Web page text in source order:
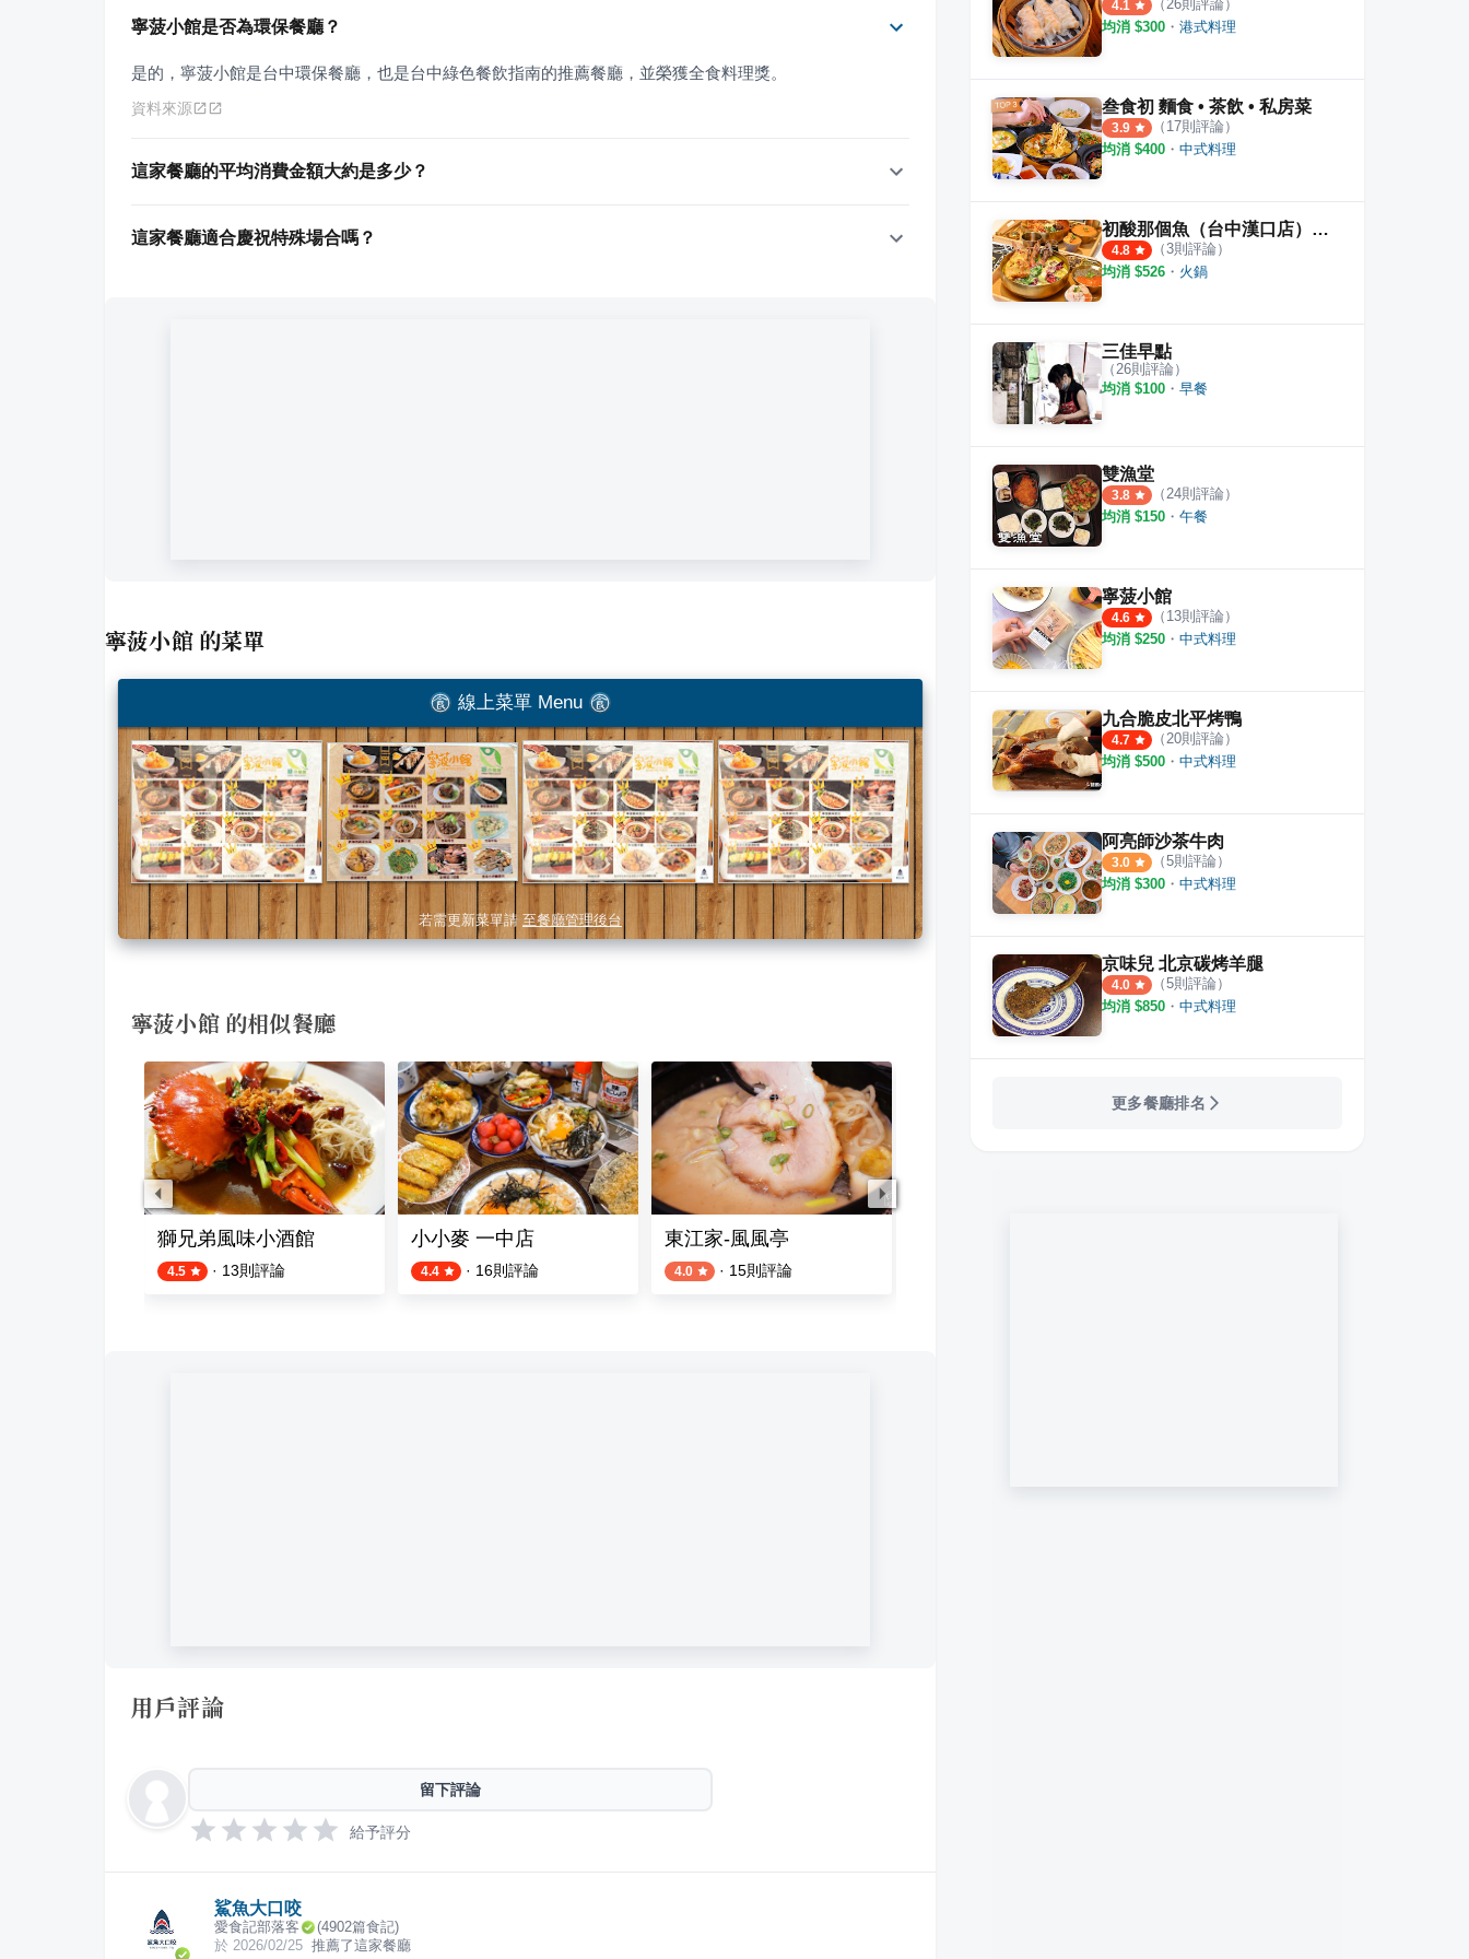
寧菠小館是否為環保餐廳？
是的，寧菠小館是台中環保餐廳，也是台中綠色餐飲指南的推薦餐廳，並榮獲全食料理獎。
資料來源
這家餐廳的平均消費金額大約是多少？
這家餐廳適合慶祝特殊場合嗎？
寧菠小館的菜單
線上菜單 Menu
若需更新菜單請 至餐廳管理後台
寧菠小館 的相似餐廳
獅兄弟風味小酒館
4.5 · 13則評論
小小麥 一中店
4.4 · 16則評論
東江家-風風亭
4.0 · 15則評論
用戶評論
留下評論
給予評分
鯊魚大口咬
愛食記部落客 (4902篇食記)
於 2026/02/25 推薦了這家餐廳
4.1 （26則評論）
均消 $300 ・ 港式料理
叁食初 麵食 • 茶飲 • 私房菜
3.9 （ 17則評論）
均消 $400 ・ 中式料理
初酸那個魚（台中漢口店）｜酸菜魚個人鍋專賣
4.8 （3則評論）
均消 $526 ・ 火鍋
三佳早點
（ 26則評論）
均消 $100 ・ 早餐
雙漁堂
3.8 （24則評論）
均消 $150 ・ 午餐
寧菠小館
4.6 （ 13則評論）
均消 $250 ・ 中式料理
九合脆皮北平烤鴨
4.7 （20則評論）
均消 $500 ・ 中式料理
阿亮師沙茶牛肉
3.0 （5則評論）
均消 $300 ・ 中式料理
京味兒 北京碳烤羊腿
4.0 （5則評論）
均消 $850 ・ 中式料理
更多餐廳排名